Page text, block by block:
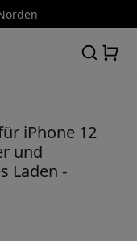
iPhone 12
und
Laden -